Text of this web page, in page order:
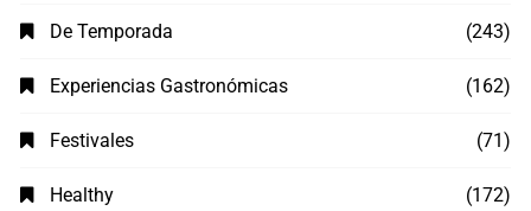
De Temporada (243)
Experiencias Gastronómicas (162)
Festivales (71)
Healthy (172)